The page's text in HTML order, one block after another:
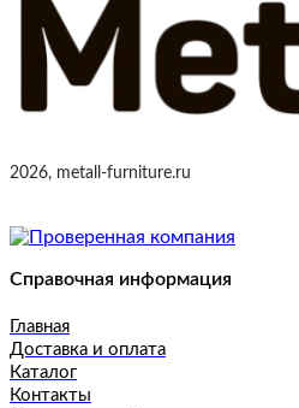
2026, metall-furniture.ru
Справочная информация
Главная
Доставка и оплата
Каталог
Контакты